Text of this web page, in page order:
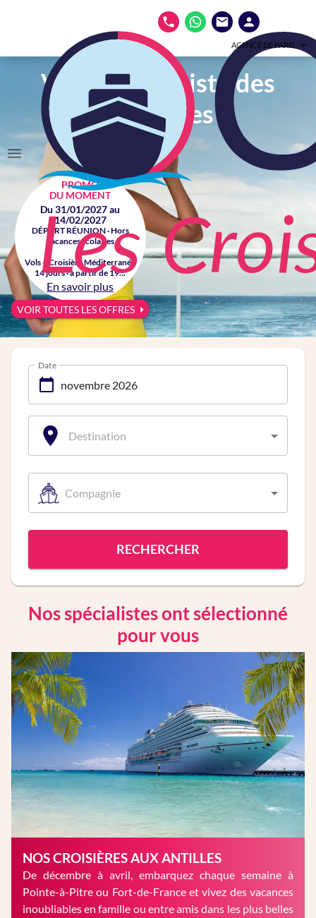
AGENCE DE PARIS
Votre spécialiste des
croisières
PROMO
DU MOMENT
Du 31/01/2027 au
14/02/2027
DÉPART RÉUNION · Hors
vacances scolaires
Vols + Croisière Méditerranée
14 jours · à partir de 19...
En savoir plus
VOIR TOUTES LES OFFRES
Date
Destination
Compagnie
RECHERCHER
Nos spécialistes ont sélectionné
pour vous
NOS CROISIÈRES AUX ANTILLES
De décembre à avril, embarquez chaque semaine à
Pointe-à-Pitre ou Fort-de-France et vivez des vacances
inoubliables en famille ou entre amis dans les plus belles